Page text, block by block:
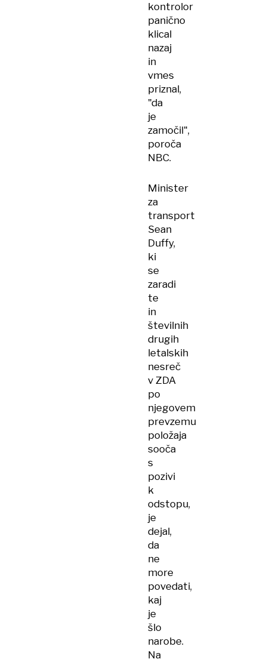
kontrolor
panično
klical
nazaj
in
vmes
priznal,
"da
je
zamočil",
poroča
NBC.
Minister
za
transport
Sean
Duffy,
ki
se
zaradi
te
in
številnih
drugih
letalskih
nesreč
v ZDA
po
njegovem
prevzemu
položaja
sooča
s
pozivi
k
odstopu,
je
dejal,
da
ne
more
povedati,
kaj
je
šlo
narobe.
Na